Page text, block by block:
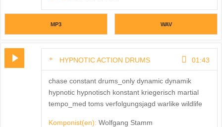
MP3 WAV
HYPNOTIC ACTION DRUMS 01:43
chase constant drums_only dynamic dynamik
hypnotic hypnotisch konstant kriegerisch martial
tempo_med toms verfolgungsjagd warlike wildlife
Komponist(en): Wolfgang Stamm